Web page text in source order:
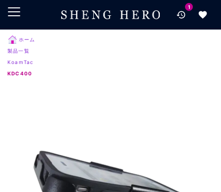
メインコンテンツにスキップ
検索にスキップ
フッターにスキップ
1
ホーム
製品一覧
KoamTac
KDC400